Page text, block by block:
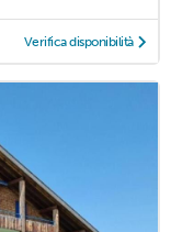
Verifica disponibilità